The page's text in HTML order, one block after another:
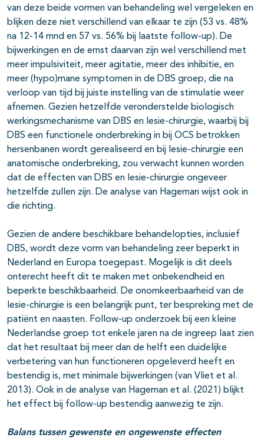
van deze beide vormen van behandeling wel vergeleken en
blijken deze niet verschillend van elkaar te zijn (53 vs. 48%
na 12-14 mnd en 57 vs. 56% bij laatste follow-up). De
bijwerkingen en de ernst daarvan zijn wel verschillend met
meer impulsiviteit, meer agitatie, meer des inhibitie, en
meer (hypo)mane symptomen in de DBS groep, die na
verloop van tijd bij juiste instelling van de stimulatie weer
afnemen. Gezien hetzelfde veronderstelde biologisch
werkingsmechanisme van DBS en lesie-chirurgie, waarbij bij
DBS een functionele onderbreking in bij OCS betrokken
hersenbanen wordt gerealiseerd en bij lesie-chirurgie een
anatomische onderbreking, zou verwacht kunnen worden
dat de effecten van DBS en lesie-chirurgie ongeveer
hetzelfde zullen zijn. De analyse van Hageman wijst ook in
die richting.
Gezien de andere beschikbare behandelopties, inclusief
DBS, wordt deze vorm van behandeling zeer beperkt in
Nederland en Europa toegepast. Mogelijk is dit deels
onterecht heeft dit te maken met onbekendheid en
beperkte beschikbaarheid. De onomkeerbaarheid van de
lesie-chirurgie is een belangrijk punt, ter bespreking met de
patiënt en naasten. Follow-up onderzoek bij een kleine
Nederlandse groep tot enkele jaren na de ingreep laat zien
dat het resultaat bij meer dan de helft een duidelijke
verbetering van hun functioneren opgeleverd heeft en
bestendig is, met minimale bijwerkingen (van Vliet et al.
2013). Ook in de analyse van Hageman et al. (2021) blijkt
het effect bij follow-up bestendig aanwezig te zijn.
Balans tussen gewenste en ongewenste effecten